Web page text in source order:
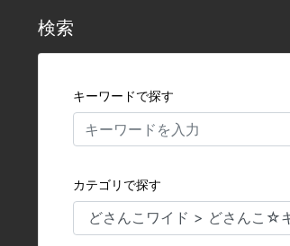
検索
キーワードで探す
カテゴリで探す